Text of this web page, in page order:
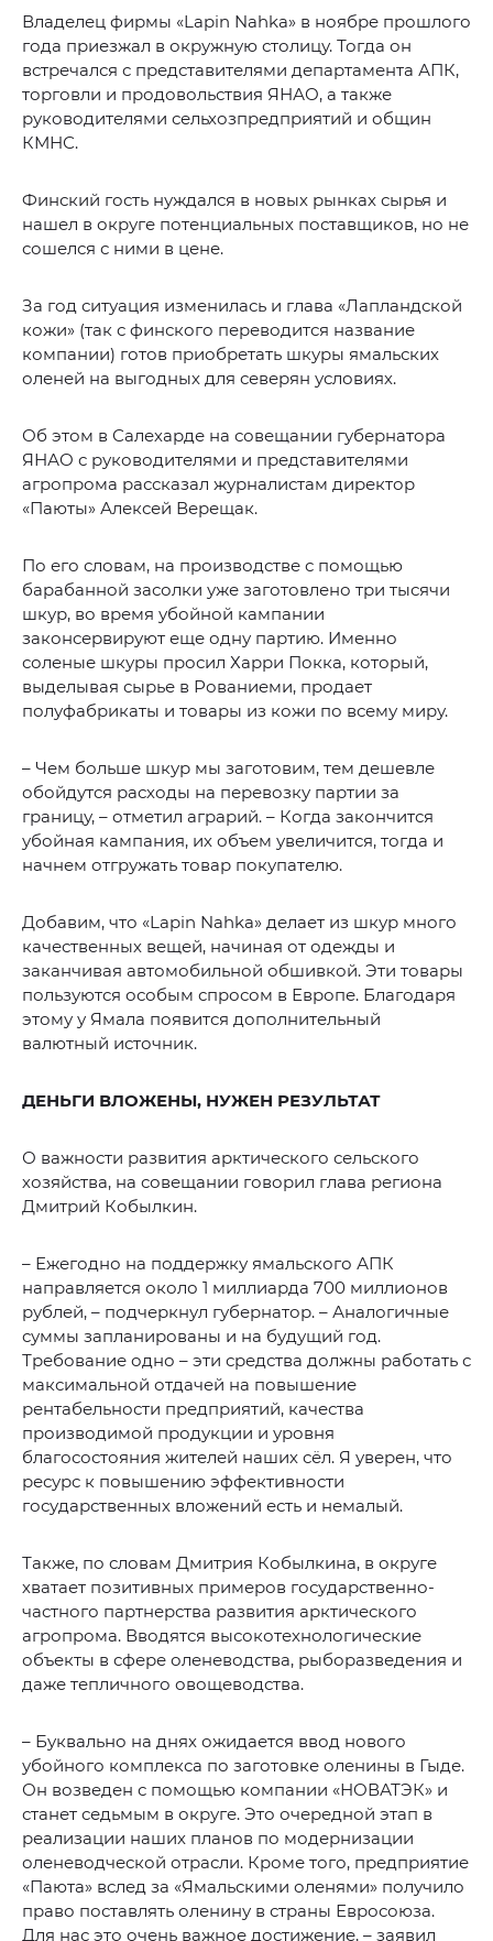
Владелец фирмы «Lapin Nahka» в ноябре прошлого
года приезжал в окружную столицу. Тогда он
встречался с представителями департамента АПК,
торговли и продовольствия ЯНАО, а также
руководителями сельхозпредприятий и общин
КМНС.
Финский гость нуждался в новых рынках сырья и
нашел в округе потенциальных поставщиков, но не
сошелся с ними в цене.
За год ситуация изменилась и глава «Лапландской
кожи» (так с финского переводится название
компании) готов приобретать шкуры ямальских
оленей на выгодных для северян условиях.
Об этом в Салехарде на совещании губернатора
ЯНАО с руководителями и представителями
агропрома рассказал журналистам директор
«Паюты» Алексей Верещак.
По его словам, на производстве с помощью
барабанной засолки уже заготовлено три тысячи
шкур, во время убойной кампании
законсервируют еще одну партию. Именно
соленые шкуры просил Харри Покка, который,
выделывая сырье в Рованиеми, продает
полуфабрикаты и товары из кожи по всему миру.
– Чем больше шкур мы заготовим, тем дешевле
обойдутся расходы на перевозку партии за
границу, – отметил аграрий. – Когда закончится
убойная кампания, их объем увеличится, тогда и
начнем отгружать товар покупателю.
Добавим, что «Lapin Nahka» делает из шкур много
качественных вещей, начиная от одежды и
заканчивая автомобильной обшивкой. Эти товары
пользуются особым спросом в Европе. Благодаря
этому у Ямала появится дополнительный
валютный источник.
ДЕНЬГИ ВЛОЖЕНЫ, НУЖЕН РЕЗУЛЬТАТ
О важности развития арктического сельского
хозяйства, на совещании говорил глава региона
Дмитрий Кобылкин.
– Ежегодно на поддержку ямальского АПК
направляется около 1 миллиарда 700 миллионов
рублей, – подчеркнул губернатор. – Аналогичные
суммы запланированы и на будущий год.
Требование одно – эти средства должны работать с
максимальной отдачей на повышение
рентабельности предприятий, качества
производимой продукции и уровня
благосостояния жителей наших сёл. Я уверен, что
ресурс к повышению эффективности
государственных вложений есть и немалый.
Также, по словам Дмитрия Кобылкина, в округе
хватает позитивных примеров государственно-
частного партнерства развития арктического
агропрома. Вводятся высокотехнологические
объекты в сфере оленеводства, рыборазведения и
даже тепличного овощеводства.
– Буквально на днях ожидается ввод нового
убойного комплекса по заготовке оленины в Гыде.
Он возведен с помощью компании «НОВАТЭК» и
станет седьмым в округе. Это очередной этап в
реализации наших планов по модернизации
оленеводческой отрасли. Кроме того, предприятие
«Паюта» вслед за «Ямальскими оленями» получило
право поставлять оленину в страны Евросоюза.
Для нас это очень важное достижение, – заявил